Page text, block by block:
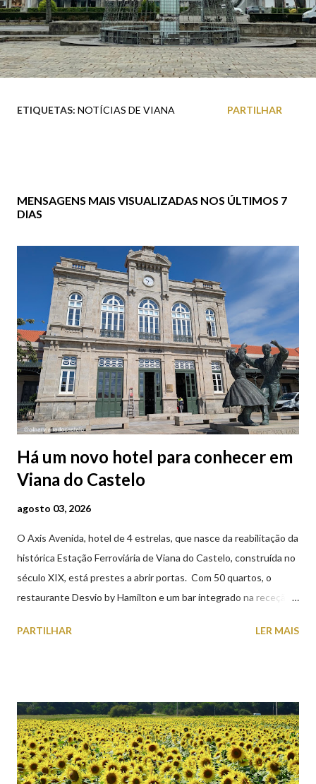
ETIQUETAS: NOTÍCIAS DE VIANA PARTILHAR
MENSAGENS MAIS VISUALIZADAS NOS ÚLTIMOS 7
DIAS
Há um novo hotel para conhecer em
Viana do Castelo
agosto 03, 2026
O Axis Avenida, hotel de 4 estrelas, que nasce da reabilitação da
histórica Estação Ferroviária de Viana do Castelo, construída no
século XIX, está prestes a abrir portas. Com 50 quartos, o
restaurante Desvio by Hamilton e um bar integrado na receção,
peças históricas cedidas pela IP Património que homenageiam a
PARTILHAR LER MAIS